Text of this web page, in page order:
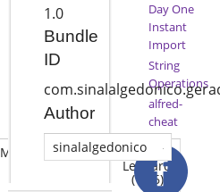
Mountain Lion Snow
Leopard
(10.6)
1.0
Bundle
ID
Author
sinalalgedonico
Day One
Instant
Import
String
Operations
alfred-
cheat